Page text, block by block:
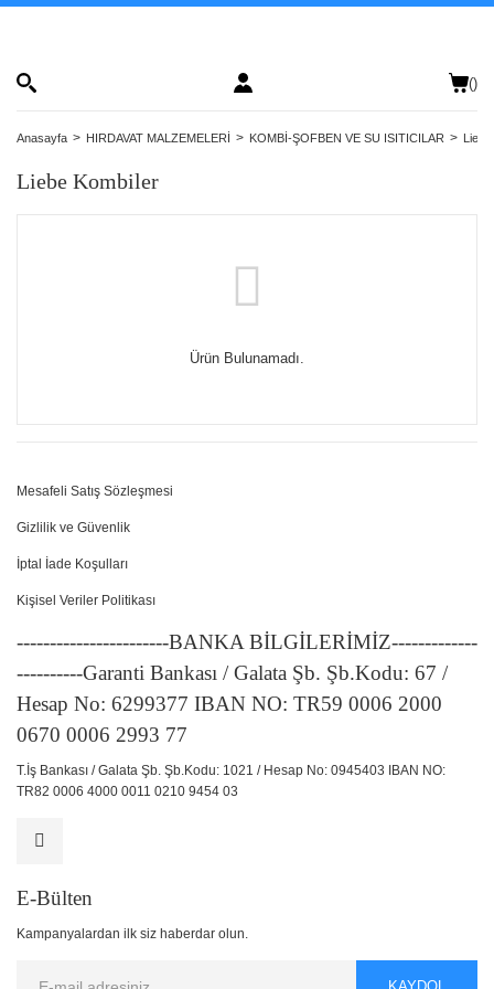
()
Anasayfa HIRDAVAT MALZEMELERİ KOMBİ-ŞOFBEN VE SU ISITICILAR
Liebe Kombiler
Ürün Bulunamadı.
Mesafeli Satış Sözleşmesi
Gizlilik ve Güvenlik
İptal İade Koşulları
Kişisel Veriler Politikası
-----------------------BANKA BİLGİLERİMİZ-------------
----------Garanti Bankası / Galata Şb. Şb.Kodu: 67 /
Hesap No: 6299377 IBAN NO: TR59 0006 2000
0670 0006 2993 77
T.İş Bankası / Galata Şb. Şb.Kodu: 1021 / Hesap No: 0945403 IBAN NO:
TR82 0006 4000 0011 0210 9454 03
E-Bülten
Kampanyalardan ilk siz haberdar olun.